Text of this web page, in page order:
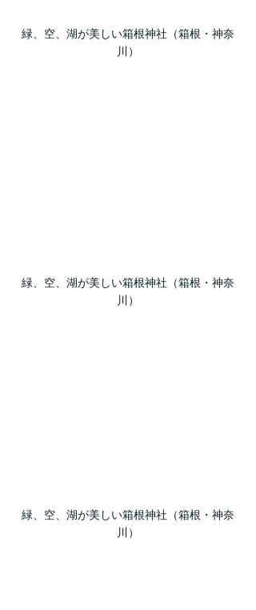
緑、空、湖が美しい箱根神社（箱根・神奈
川）
緑、空、湖が美しい箱根神社（箱根・神奈
川）
緑、空、湖が美しい箱根神社（箱根・神奈
川）